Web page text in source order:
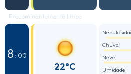
Predominantemente limpo
8 : 00
22°C
Chuva
Neve
Umidade